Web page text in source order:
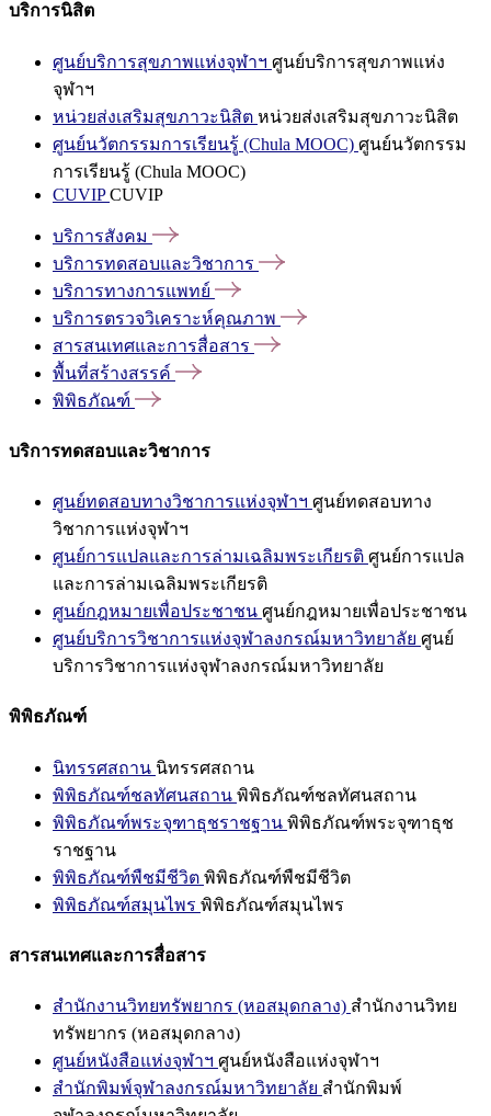
บริการนิสิต
ศูนย์บริการสุขภาพแห่งจุฬาฯ ศูนย์บริการสุขภาพแห่ง
จุฬาฯ
หน่วยส่งเสริมสุขภาวะนิสิต หน่วยส่งเสริมสุขภาวะนิสิต
ศูนย์นวัตกรรมการเรียนรู้ (Chula MOOC) ศูนย์นวัตกรรม
การเรียนรู้ (Chula MOOC)
CUVIPCUVIP
บริการสังคม
บริการทดสอบและวิชาการ
บริการทางการแพทย์
บริการตรวจวิเคราะห์คุณภาพ
สารสนเทศและการสื่อสาร
พื้นที่สร้างสรรค์
พิพิธภัณฑ์
บริการทดสอบและวิชาการ
ศูนย์ทดสอบทางวิชาการแห่งจุฬาฯ ศูนย์ทดสอบทาง
วิชาการแห่งจุฬาฯ
ศูนย์การแปลและการล่ามเฉลิมพระเกียรติ ศูนย์การแปล
และการล่ามเฉลิมพระเกียรติ
ศูนย์กฎหมายเพื่อประชาชน ศูนย์กฎหมายเพื่อประชาชน
ศูนย์บริการวิชาการแห่งจุฬาลงกรณ์มหาวิทยาลัย ศูนย์
บริการวิชาการแห่งจุฬาลงกรณ์มหาวิทยาลัย
พิพิธภัณฑ์
นิทรรศสถาน นิทรรศสถาน
พิพิธภัณฑ์ชลทัศนสถาน พิพิธภัณฑ์ชลทัศนสถาน
พิพิธภัณฑ์พระจุฑาธุชราชฐาน พิพิธภัณฑ์พระจุฑาธุช
ราชฐาน
พิพิธภัณฑ์พืชมีชีวิต พิพิธภัณฑ์พืชมีชีวิต
พิพิธภัณฑ์สมุนไพร พิพิธภัณฑ์สมุนไพร
สารสนเทศและการสื่อสาร
สำนักงานวิทยทรัพยากร (หอสมุดกลาง) สำนักงานวิทย
ทรัพยากร (หอสมุดกลาง)
ศูนย์หนังสือแห่งจุฬาฯ ศูนย์หนังสือแห่งจุฬาฯ
สำนักพิมพ์จุฬาลงกรณ์มหาวิทยาลัย สำนักพิมพ์